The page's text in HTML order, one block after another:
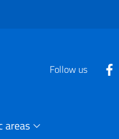
Follow us
areas